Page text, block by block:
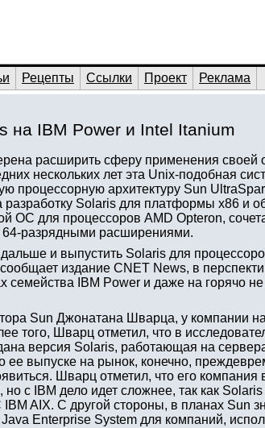
Рецепты Ссылки Проект Реклама
на IBM Power и Intel Itanium
расширить сферу применения своей
нескольких лет эта Unix-подобная
процессорную архитектуру Sun
разработку Solaris для платформы x86 и
ОС для процессоров AMD Opteron,
64-разрядными расширениями.
и выпустить Solaris для
издание CNET News, в
семейства IBM Power и даже на горячо
Sun Джонатана Шварца, у компании на
того, Шварц отметил, что в
версия Solaris, работающая на
ее выпуске на рынок, конечно,
Шварц отметил, что его компания
с IBM дело идет сложнее, так как Solaris
AIX. С другой стороны, в планах Sun
Enterprise System для компаний,